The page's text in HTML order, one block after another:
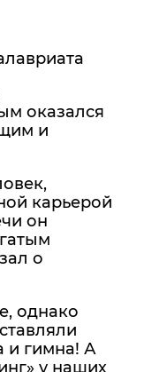
оказался
и
карьерой
он
о
однако
и гимна! А
у наших